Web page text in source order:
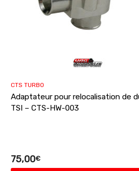
CTS TURBO
Adaptateur pour relocalisation de
TSI – CTS-HW-003
75,00€